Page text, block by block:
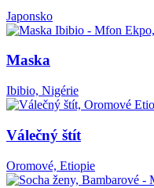
Japonsko
Maska
Ibibio, Nigérie
Válečný štít
Oromové, Etiopie